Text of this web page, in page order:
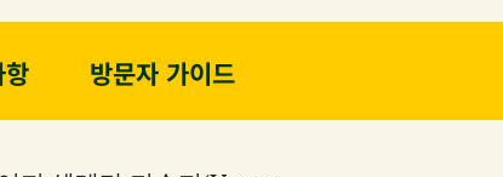
방문자 가이드